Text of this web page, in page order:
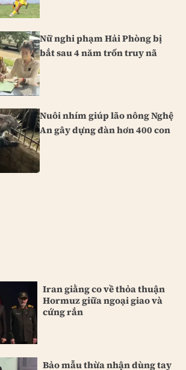
Nữ nghi phạm Hải Phòng bị
bắt sau 4 năm trốn truy nã
Nuôi nhím giúp lão nông Nghệ
An gây dựng đàn hơn 400 con
Iran giằng co về thỏa thuận
Hormuz giữa ngoại giao và
cứng rắn
Bảo mẫu thừa nhận dùng tay